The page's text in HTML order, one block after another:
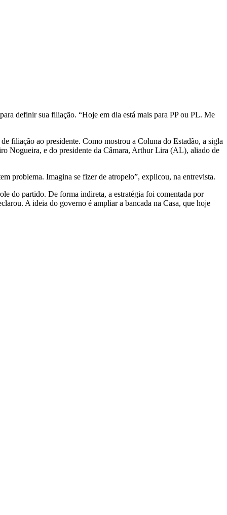
definir sua filiação. “Hoje em dia está mais para PP ou PL. Me
filiação ao presidente. Como mostrou a Coluna do Estadão, a sigla
Nogueira, e do presidente da Câmara, Arthur Lira (AL), aliado de
problema. Imagina se fizer de atropelo”, explicou, na entrevista.
do partido. De forma indireta, a estratégia foi comentada por
A ideia do governo é ampliar a bancada na Casa, que hoje